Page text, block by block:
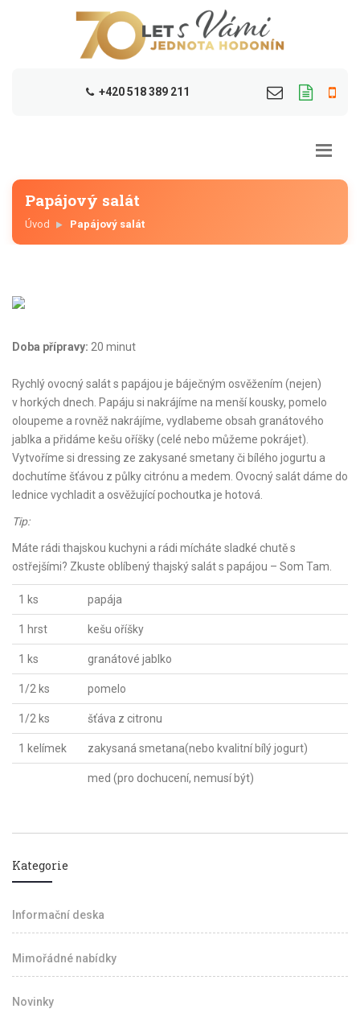
+420 518 389 211
Papájový salát
Úvod Papájový salát
Doba přípravy: 20 minut
Rychlý ovocný salát s papájou je báječným osvěžením (nejen)
v horkých dnech. Papáju si nakrájíme na menší kousky, pomelo
oloupeme a rovněž nakrájíme, vydlabeme obsah granátového
jablka a přidáme kešu oříšky (celé nebo můžeme pokrájet).
Vytvoříme si dressing ze zakysané smetany či bílého jogurtu a
dochutíme šťávou z půlky citrónu a medem. Ovocný salát dáme do
lednice vychladit a osvěžující pochoutka je hotová.
Tip:
Máte rádi thajskou kuchyni a rádi mícháte sladké chutě s
ostřejšími? Zkuste oblíbený thajský salát s papájou – Som Tam.
1 ks papája
1 hrst kešu oříšky
1 ks granátové jablko
1/2 ks pomelo
1/2 ks šťáva z citronu
1 kelímek zakysaná smetana(nebo kvalitní bílý jogurt)
med (pro dochucení, nemusí být)
Kategorie
Informační deska
Mimořádné nabídky
Novinky